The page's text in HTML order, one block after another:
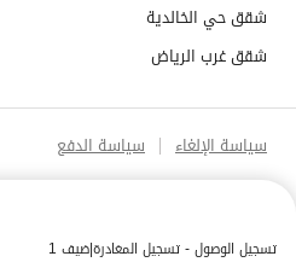
شقق حي الخالدية
شقق غرب الرياض
سياسة الإلغاء سياسة الدفع
تسجيل الوصول - تسجيل المغادرة|ضيف 1